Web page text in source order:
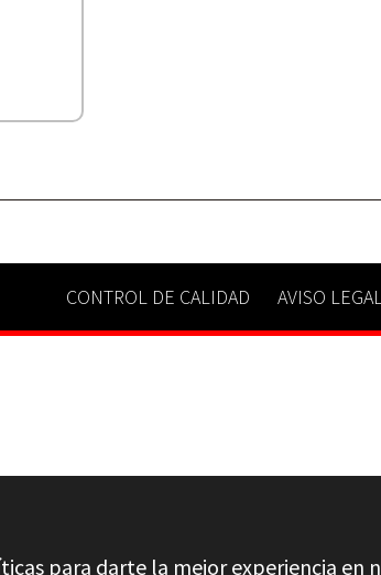
CONTROL DE CALIDAD AVISO LEGAL
para darte la mejor experiencia en